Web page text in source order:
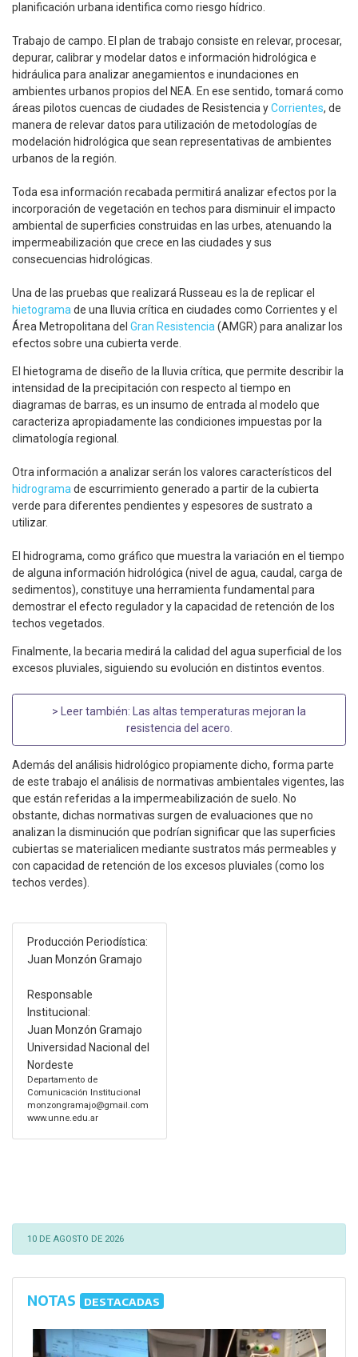
planificación urbana identifica como riesgo hídrico.
Trabajo de campo. El plan de trabajo consiste en relevar, procesar,
depurar, calibrar y modelar datos e información hidrológica e
hidráulica para analizar anegamientos e inundaciones en
ambientes urbanos propios del NEA. En ese sentido, tomará como
áreas pilotos cuencas de ciudades de Resistencia yCorrientes, de
manera de relevar datos para utilización de metodologías de
modelación hidrológica que sean representativas de ambientes
urbanos de la región.
Toda esa información recabada permitirá analizar efectos por la
incorporación de vegetación en techos para disminuir el impacto
ambiental de superficies construidas en las urbes, atenuando la
impermeabilización que crece en las ciudades y sus
consecuencias hidrológicas.
Una de las pruebas que realizará Russeau es la de replicar el
hietograma de una lluvia crítica en ciudades como Corrientes y el
Área Metropolitana del Gran Resistencia (AMGR) para analizar los
efectos sobre una cubierta verde.
El hietograma de diseño de la lluvia crítica, que permite describir la
intensidad de la precipitación con respecto al tiempo en
diagramas de barras, es un insumo de entrada al modelo que
caracteriza apropiadamente las condiciones impuestas por la
climatología regional.
Otra información a analizar serán los valores característicos del
hidrograma de escurrimiento generado a partir de la cubierta
verde para diferentes pendientes y espesores de sustrato a
utilizar.
El hidrograma, como gráfico que muestra la variación en el tiempo
de alguna información hidrológica (nivel de agua, caudal, carga de
sedimentos), constituye una herramienta fundamental para
demostrar el efecto regulador y la capacidad de retención de los
techos vegetados.
Finalmente, la becaria medirá la calidad del agua superficial de los
excesos pluviales, siguiendo su evolución en distintos eventos.
> Leer también: Las altas temperaturas mejoran la
resistencia del acero
Además del análisis hidrológico propiamente dicho, forma parte
de este trabajo el análisis de normativas ambientales vigentes, las
que están referidas a la impermeabilización de suelo. No
obstante, dichas normativas surgen de evaluaciones que no
analizan la disminución que podrían significar que las superficies
cubiertas se materialicen mediante sustratos más permeables y
con capacidad de retención de los excesos pluviales (como los
techos verdes).
Producción Periodística:
Juan Monzón Gramajo
Responsable
Institucional:
Juan Monzón Gramajo
Universidad Nacional del
Nordeste
Departamento de
Comunicación Institucional
monzongramajo@gmail.com
www.unne.edu.ar
10 DE AGOSTO DE 2026
NOTAS DESTACADAS